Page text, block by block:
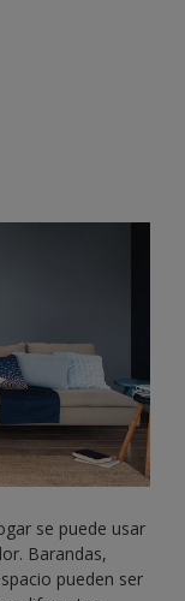
se puede usar
Barandas,
pueden ser